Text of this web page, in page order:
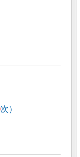
次）